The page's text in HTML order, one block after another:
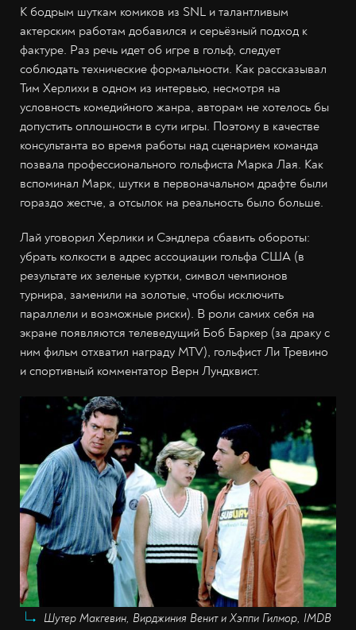
К бодрым шуткам комиков из SNL и талантливым
актерским работам добавился и серьёзный подход к
фактуре. Раз речь идет об игре в гольф, следует
соблюдать технические формальности. Как рассказывал
Тим Херлихи в одном из интервью, несмотря на
условность комедийного жанра, авторам не хотелось бы
допустить оплошности в сути игры. Поэтому в качестве
консультанта во время работы над сценарием команда
позвала профессионального гольфиста Марка Лая. Как
вспоминал Марк, шутки в первоначальном драфте были
гораздо жестче, а отсылок на реальность было больше.
Лай уговорил Херлики и Сэндлера сбавить обороты:
убрать колкости в адрес ассоциации гольфа США (в
результате их зеленые куртки, символ чемпионов
турнира, заменили на золотые, чтобы исключить
параллели и возможные риски). В роли самих себя на
экране появляются телеведущий Боб Баркер (за драку с
ним фильм отхватил награду MTV), гольфист Ли Тревино
и спортивный комментатор Верн Лундквист.
Шутер Макгевин, Вирджиния Венит и Хэппи Гилмор, IMDB